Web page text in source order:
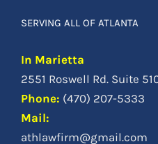
SERVING ALL OF ATLANTA
In Marietta
2551 Roswell Rd. Suite
Phone: (470) 207-5333
Mail:
athlawfirm@gmail.com